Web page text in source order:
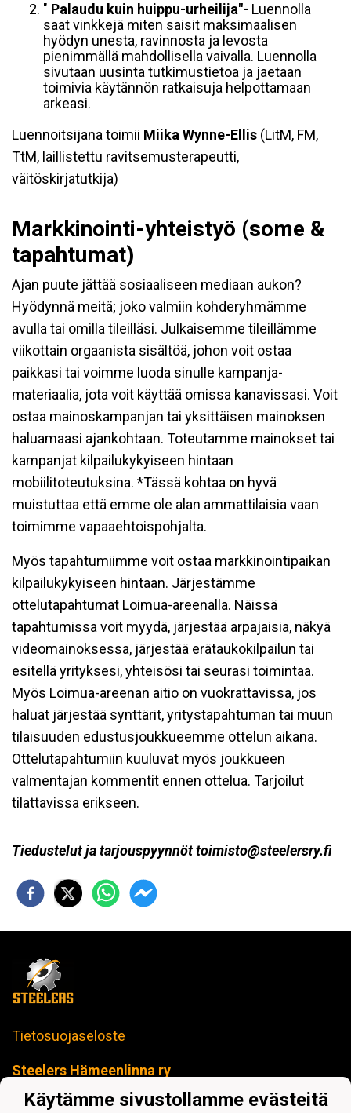
" Palaudu kuin huippu-urheilija"- Luennolla
saat vinkkejä miten saisit maksimaalisen
hyödyn unesta, ravinnosta ja levosta
pienimmällä mahdollisella vaivalla. Luennolla
sivutaan uusinta tutkimustietoa ja jaetaan
toimivia käytännön ratkaisuja helpottamaan
arkeasi.
Luennoitsijana toimii Miika Wynne-Ellis (LitM, FM,
TtM, laillistettu ravitsemusterapeutti,
väitöskirjatutkija)
Markkinointi-yhteistyö (some &
tapahtumat)
Ajan puute jättää sosiaaliseen mediaan aukon?
Hyödynnä meitä; joko valmiin kohderyhmämme
avulla tai omilla tileilläsi. Julkaisemme tileillämme
viikottain orgaanista sisältöä, johon voit ostaa
paikkasi tai voimme luoda sinulle kampanja-
materiaalia, jota voit käyttää omissa kanavissasi. Voit
ostaa mainoskampanjan tai yksittäisen mainoksen
haluamaasi ajankohtaan. Toteutamme mainokset tai
kampanjat kilpailukykyiseen hintaan
mobiilitoteutuksina. *Tässä kohtaa on hyvä
muistuttaa että emme ole alan ammattilaisia vaan
toimimme vapaaehtoispohjalta.
Myös tapahtumiimme voit ostaa markkinointipaikan
kilpailukykyiseen hintaan. Järjestämme
ottelutapahtumat Loimua-areenalla. Näissä
tapahtumissa voit myydä, järjestää arpajaisia, näkyä
videomainoksessa, järjestää erätaukokilpailun tai
esitellä yrityksesi, yhteisösi tai seurasi toimintaa.
Myös Loimua-areenan aitio on vuokrattavissa, jos
haluat järjestää synttärit, yritystapahtuman tai muun
tilaisuuden edustusjoukkueemme ottelun aikana.
Ottelutapahtumiin kuuluvat myös joukkueen
valmentajan kommentit ennen ottelua. Tarjoilut
tilattavissa erikseen.
Tiedustelut ja tarjouspyynnöt toimisto@steelersry.fi
Tietosuojaseloste
Steelers Hämeenlinna ry
Loimua Areena
Käytämme sivustollamme evästeitä